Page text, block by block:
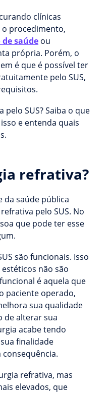
clínicas
procedimento,
saúde ou
própria. Porém, o
é que é possível ter
pelo SUS,
SUS? Saiba o que
e entenda quais
refrativa?
da saúde pública
pelo SUS. No
que pode ter esse
são funcionais. Isso
não são
é aquela que
paciente operado,
sua qualidade
de alterar sua
acabe tendo
finalidade
refrativa, mas
elevados, que